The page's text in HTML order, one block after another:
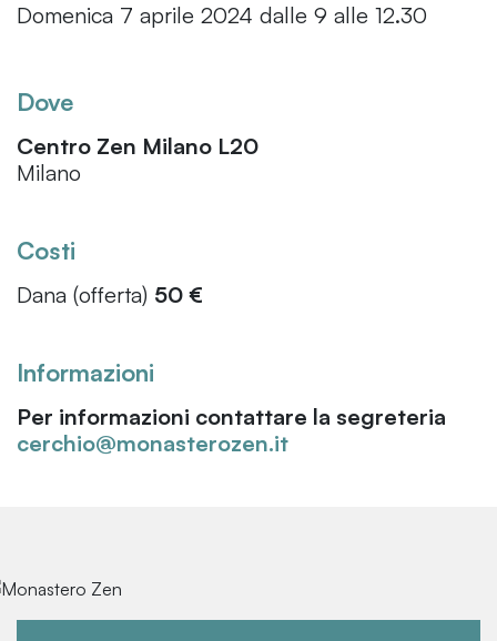
Domenica 7 aprile 2024 dalle 9 alle 12.30
Dove
Centro Zen Milano L20
Milano
Costi
Dana (offerta) 50 €
Informazioni
Per informazioni contattare la segreteria
cerchio@monasterozen.it